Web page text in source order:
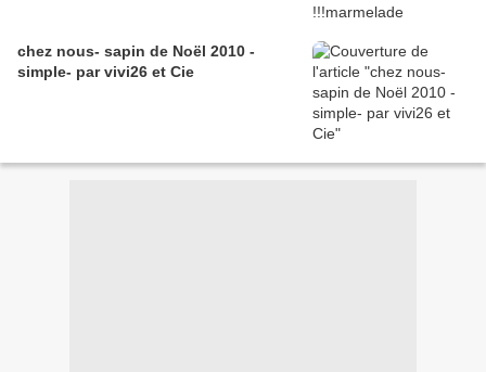
chez nous- sapin de Noël 2010 -
simple- par vivi26 et Cie